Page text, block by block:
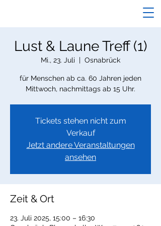
Lust & Laune Treff (1)
Mi., 23. Juli
  |
Osnabrück
für Menschen ab ca. 60 Jahren jeden
Mittwoch, nachmittags ab 15 Uhr.
Tickets stehen nicht zum
Verkauf
Jetzt andere Veranstaltungen
ansehen
Zeit & Ort
23. Juli 2025, 15:00 – 16:30